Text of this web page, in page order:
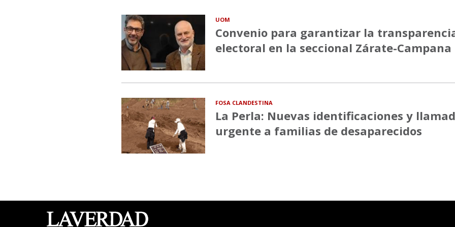
UOM
Convenio para garantizar la
electoral en la seccional Zárate-Campana
FOSA CLANDESTINA
La Perla: Nuevas identificaciones y
urgente a familias de desaparecidos